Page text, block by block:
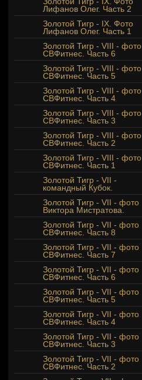
Лифанов Олег. Часть 2
Золотой Тигр - IX. Фото
Лифанов Олег. Часть 1
Золотой Тигр - VIII - фото
СВФитнес. Часть 6
Золотой Тигр - VIII - фото
СВФитнес. Часть 5
Золотой Тигр - VIII - фото
СВФитнес. Часть 4
Золотой Тигр - VIII - фото
СВФитнес. Часть 3
Золотой Тигр - VIII - фото
СВФитнес. Часть 2
Золотой Тигр - VIII - фото
СВФитнес. Часть 1
Золотой Тигр - VII -
командный Кубок.
Золотой Тигр - VII - фото
Виктора Мистратова.
Золотой Тигр - VII - фото
СВФитнес. Часть 8
Золотой Тигр - VII - фото
СВФитнес. Часть 7
Золотой Тигр - VII - фото
СВФитнес. Часть 6
Золотой Тигр - VII - фото
СВФитнес. Часть 5
Золотой Тигр - VII - фото
СВФитнес. Часть 4
Золотой Тигр - VII - фото
СВФитнес. Часть 3
Золотой Тигр - VII - фото
СВФитнес. Часть 2